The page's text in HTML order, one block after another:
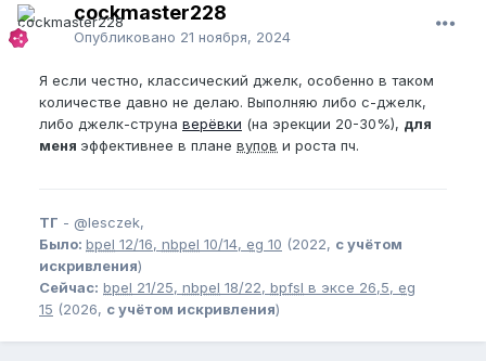
cockmaster228
Опубликовано 21 ноября, 2024
Я если честно, классический джелк, особенно в таком
количестве давно не делаю. Выполняю либо c-джелк,
либо джелк-струна верёвки (на эрекции 20-30%), для
меня эффективнее в плане вупов и роста пч.
ТГ - @lesczek,
Было: bpel 12/16, nbpel 10/14, eg 10 (2022, с учётом
искривления)
Сейчас: bpel 21/25, nbpel 18/22, bpfsl в эксе 26,5, eg
15 (2026, с учётом искривления)